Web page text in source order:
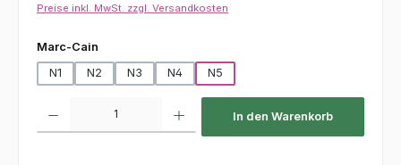
Preise inkl. MwSt. zzgl. Versandkosten
Marc-Cain
N1
N2 N3 N4 N5
In den Warenkorb